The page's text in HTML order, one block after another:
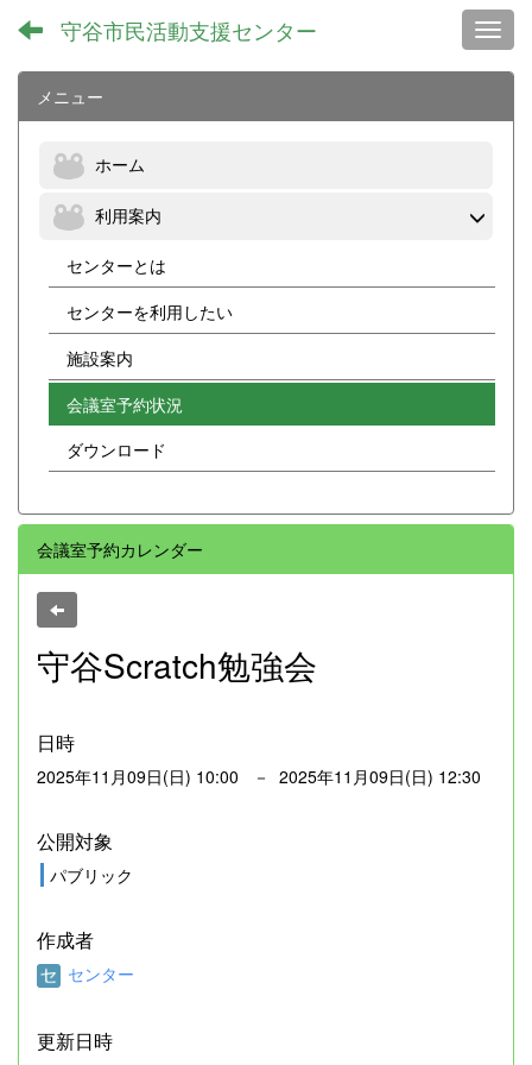
守谷市民活動支援センター
メニュー
ホーム
利用案内
センターとは
センターを利用したい
施設案内
会議室予約状況
ダウンロード
会議室予約カレンダー
守谷Scratch勉強会
日時
2025年11月09日(日) 10:00 － 2025年11月09日(日) 12:30
公開対象
パブリック
作成者
センター
更新日時